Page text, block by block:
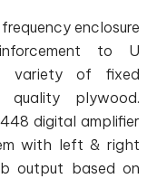
frequency enclosure
to U
variety of fixed
plywood.
digital amplifier
with left & right
output based on